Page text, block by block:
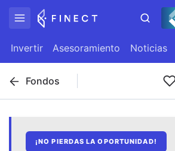
Invertir Asesoramiento Noticias
Fondos
¡NO PIERDAS LA OPORTUNIDAD!